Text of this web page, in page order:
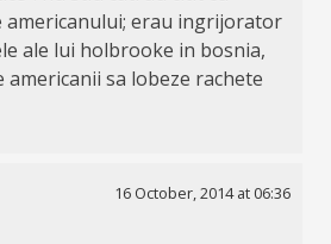
americanului; erau ingrijorator
ale lui holbrooke in bosnia,
americanii sa lobeze rachete
16 October, 2014 at 06:36